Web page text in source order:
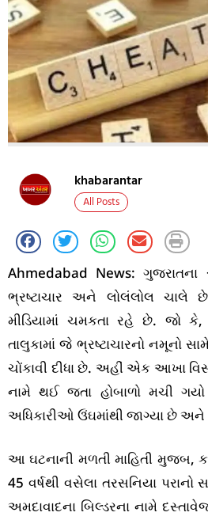
khabarantar
All Posts
Ahmedabad News: ગુજરાતના
ભ્રષ્ટાચાર અને લોલંલોલ ચાલે
મીડિયામાં ચમકતા રહે છે. જો કે,
તાલુકામાં જે ભ્રષ્ટાચારનો નમૂનો
ચોંકાવી દીધા છે. અહીં એક આખા
નામે થઈ જતા હોબાળો મચી
અધિકારીઓ ઉંઘમાંથી જાગ્યા છે
આ ઘટનાની મળતી માહિતી મુજબ,
45 વર્ષથી વસેલા તરસનિયા પરાનો
અમદાવાદના બિલ્ડરના નામે